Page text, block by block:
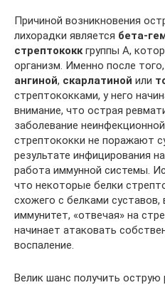
Причиной возникновения
лихорадки является бета-
стрептококк группы А,
организм. Именно после
ангиной, скарлатиной или
стрептококками, у него
внимание, что острая
заболевание
стрептококки не поражают
результате инфицирования
работа иммунной системы.
что некоторые белки
схожего с белками суставов,
иммунитет, «отвечая» на
начинает атаковать
воспаление.
Велик шанс получить острую